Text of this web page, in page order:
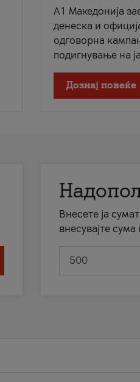
A1 Македонија
денеска и
одговорна
подигнување на
Дознај повеќе
Внесете ја
внесувајте